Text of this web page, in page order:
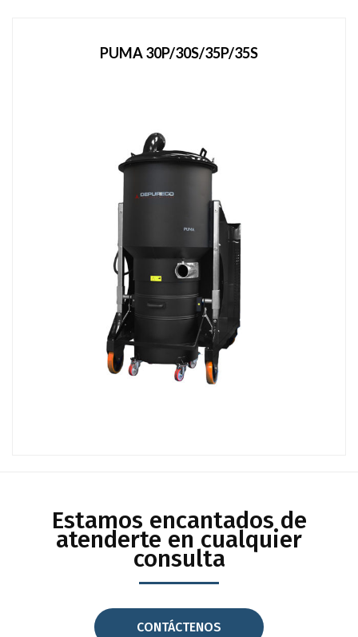
PUMA 30P/30S/35P/35S
Estamos encantados de
atenderte en cualquier
consulta
CONTÁCTENOS